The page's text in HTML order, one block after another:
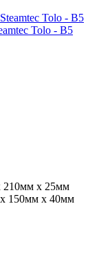
Tolo - B5
210мм х 25мм
х 150мм х 40мм